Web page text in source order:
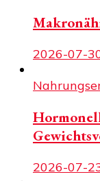
2026-07-
2026-07-